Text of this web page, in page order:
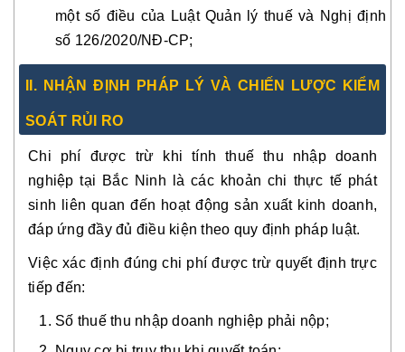
một số điều của Luật Quản lý thuế và Nghị định
số 126/2020/NĐ-CP;
II. NHẬN ĐỊNH PHÁP LÝ VÀ CHIẾN LƯỢC KIỂM
SOÁT RỦI RO
Chi phí được trừ khi tính thuế thu nhập doanh
nghiệp tại Bắc Ninh là các khoản chi thực tế phát
sinh liên quan đến hoạt động sản xuất kinh doanh,
đáp ứng đầy đủ điều kiện theo quy định pháp luật.
Việc xác định đúng chi phí được trừ quyết định trực
tiếp đến:
Số thuế thu nhập doanh nghiệp phải nộp;